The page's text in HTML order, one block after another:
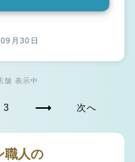
月30日
表示中
3 次へ
職人の